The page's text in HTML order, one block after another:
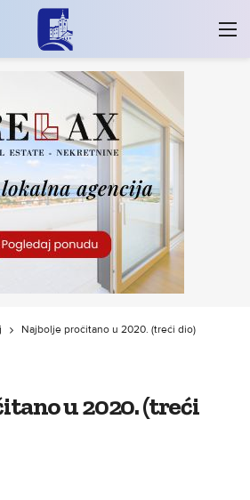
Najbolje pročitano u 2020. (treći dio)
u 2020. (treći